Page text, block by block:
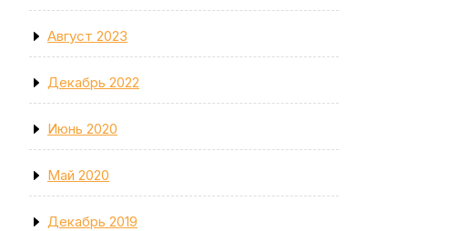
Август 2023
Декабрь 2022
Июнь 2020
Май 2020
Декабрь 2019